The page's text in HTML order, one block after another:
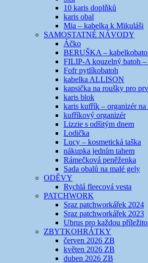
10 karis doplňků
karis obal
Mia – kabelka k Mikuláši
SAMOSTATNÉ NÁVODY
Áčko
BERUŠKA –
FILIP-A kouzelný batoh –
Fofr pytlíkobatoh
kabelka ALLISON
kapsička na roušky pro
karis blok
karis kufřík – organizér
kufříkový organizér
Lizzie s odšitým dnem
Lodička
Lucy – kosmetická taška
nákupka jedním tahem
Rámečková peněženka
Sada obalů na malé gely
ODĚVY
Rychlá fleecová vesta
PATCHWORK
Sraz patchworkářek 2024
Sraz patchworkářek 2023
Ubrus pro každou
ZBYTKOHRÁTKY
červen 2026 ZB
květen 2026 ZB
duben 2026 ZB